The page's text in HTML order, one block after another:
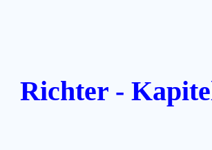
Richter -